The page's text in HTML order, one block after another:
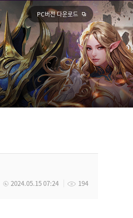
PC버전 다운로드
194
2024.05.15 07:24